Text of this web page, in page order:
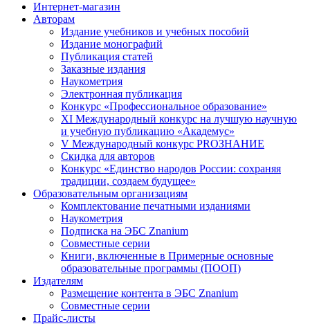
Интернет-магазин
Авторам
Издание учебников и учебных пособий
Издание монографий
Публикация статей
Заказные издания
Наукометрия
Электронная публикация
Конкурс «Профессиональное образование»
XI Международный конкурс на лучшую научную
и учебную публикацию «Академус»
V Международный конкурс PROЗНАНИЕ
Скидка для авторов
Конкурс «Единство народов России: сохраняя
традиции, создаем будущее»
Образовательным организациям
Комплектование печатными изданиями
Наукометрия
Подписка на ЭБС Znanium
Совместные серии
Книги, включенные в Примерные основные
образовательные программы (ПООП)
Издателям
Размещение контента в ЭБС Znanium
Совместные серии
Прайс-листы